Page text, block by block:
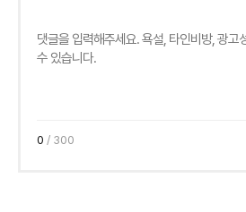
0 / 300